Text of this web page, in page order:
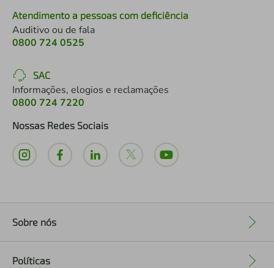
Atendimento a pessoas com deficiência
Auditivo ou de fala
0800 724 0525
SAC
Informações, elogios e reclamações
0800 724 7220
Nossas Redes Sociais
Sobre nós
Políticas